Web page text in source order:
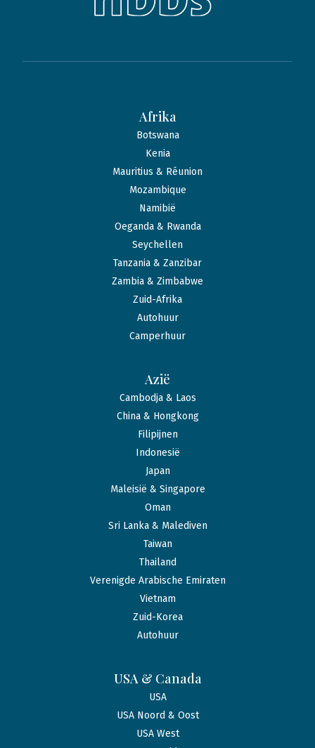
Afrika
Botswana
Kenia
Mauritius & Réunion
Mozambique
Namibië
Oeganda & Rwanda
Seychellen
Tanzania & Zanzibar
Zambia & Zimbabwe
Zuid-Afrika
Autohuur
Camperhuur
Azië
Cambodja & Laos
China & Hongkong
Filipijnen
Indonesië
Japan
Maleisië & Singapore
Oman
Sri Lanka & Malediven
Taiwan
Thailand
Verenigde Arabische Emiraten
Vietnam
Zuid-Korea
Autohuur
USA & Canada
USA
USA Noord & Oost
USA West